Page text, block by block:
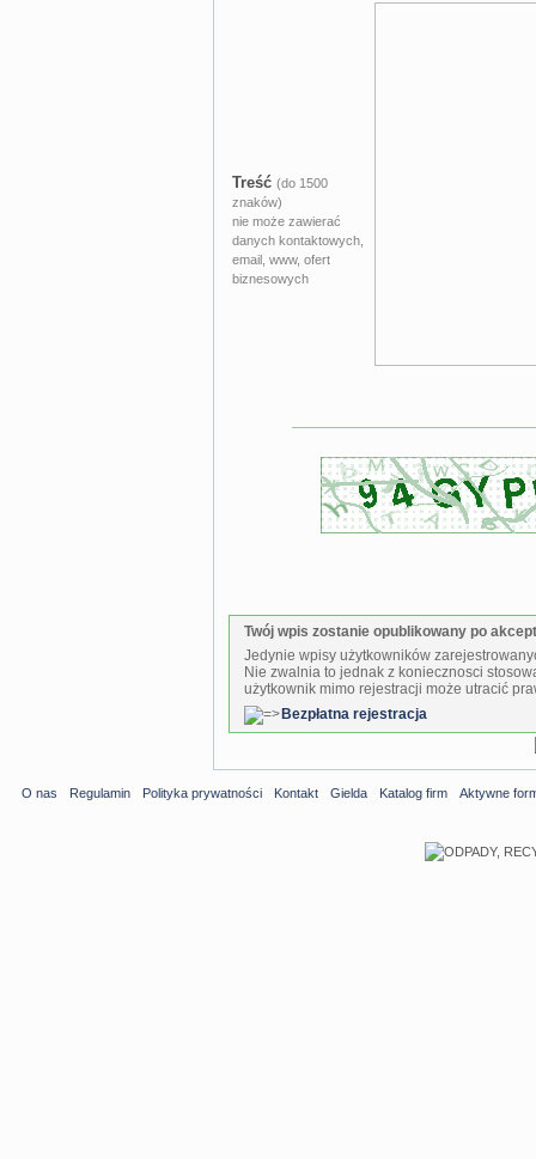
Treść (do 1500
znaków)
nie może zawierać
danych kontaktowych,
email, www, ofert
biznesowych
Twój wpis zostanie opublikowany po
Jedynie wpisy użytkowników
Nie zwalnia to jednak z koniecznosci
użytkownik mimo rejestracji może utracić
Bezpłatna rejestracja
O nas Regulamin Polityka prywatności Kontakt Gielda Katalog firm Aktywne